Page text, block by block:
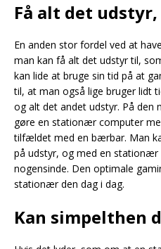
Få alt det
En anden stor fordel ved at
man kan få alt det udstyr til,
kan lide at bruge sin tid på at
til, at man også lige bruger lidt
og alt det andet udstyr. På den
gøre en stationær computer
tilfældet med en bærbar. Man
på udstyr, og med en stationær
nogensinde. Den optimale
stationær den dag i dag.
Kan simpelthen